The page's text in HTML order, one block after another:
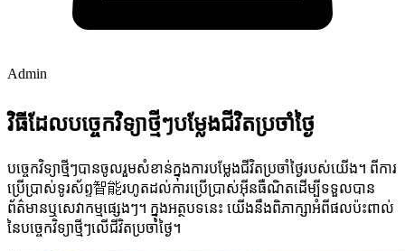
Admin
វិធីដែលបច្ចេកវិទ្យាថ្មីៗបម្លែងជីវិតប្រចាំថ្ងៃ
បច្ចេកវិទ្យាថ្មីៗបានចូលរួមសំខាន់ក្នុងការបម្លែងជីវិតប្រចាំថ្ងៃរបស់យើង។ ពីការ
ប្រើប្រាស់ទូរស័ព្ទ智能រហូតដល់ការប្រើប្រាស់អ៊ីនធឺណិតដើម្បីទទួលបាន
ព័ត៌មានឬសេវាកម្មផ្សេងៗ។ ក្នុងអត្ថបទនេះ យើងនឹងពិភាក្សាអំពីផលប៉ះពាល់
នៃបច្ចេកវិទ្យាថ្មីៗលើជីវិតប្រចាំថ្ងៃ។